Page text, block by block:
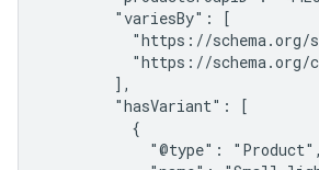
        "variesBy": [
"https://schema.org/
"https://schema.org/
        ],
        "hasVariant": [
          {
            "@type": "Product",